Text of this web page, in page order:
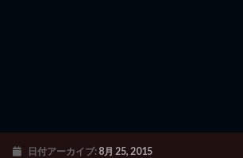
日付アーカイブ: 8月 25, 2015